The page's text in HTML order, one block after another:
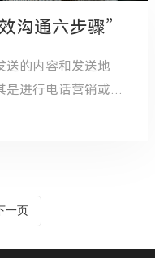
沟通六步骤”
送的内容和发送地
是进行电话营销或者
要事先准备以下内
一页